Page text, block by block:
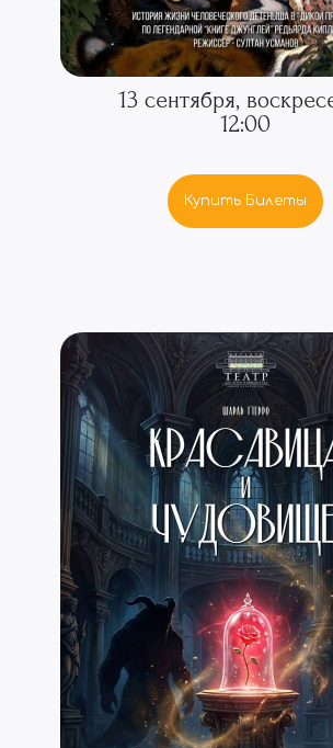
13 сентября,
12:00
Купить Билеты